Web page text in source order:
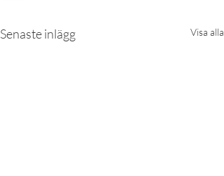
Senaste inlägg Visa alla